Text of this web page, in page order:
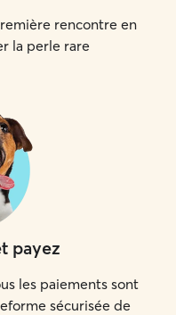
rencontre en
la perle rare
payez
les paiements sont
sécurisée de